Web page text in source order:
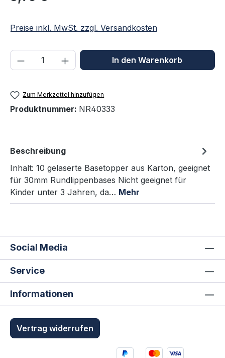
Preise inkl. MwSt. zzgl. Versandkosten
Produkt Anzahl: Gib denIn den Warenkorb
Zum Merkzettel hinzufügen
Produktnummer: NR40333
Beschreibung
Inhalt: 10 gelaserte Basetopper aus Karton, geeignet
für 30mm Rundlippenbases Nicht geeignet für
Kinder unter 3 Jahren, da… Mehr
Social Media
Service
Informationen
Vertrag widerrufen